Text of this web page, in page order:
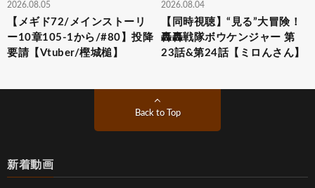
2026.08.05
【メギド72/メインストーリ
ー10章105-1から/#80】投降
要請【Vtuber/樫城槌】
2026.08.04
【同時視聴】“見る”大冒険！
轟轟戦隊ボウケンジャー 第
23話&第24話【ミロんさん】
Back to Top
新着動画